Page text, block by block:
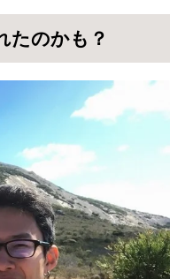
たのかも？